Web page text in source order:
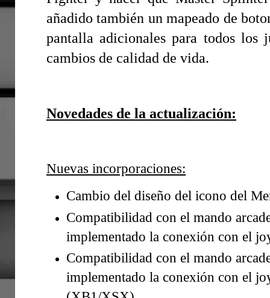
añadido también un mapeado de
pantalla adicionales para todos los
cambios de calidad de vida.
Novedades de la actualización:
Nuevas incorporaciones:
Cambio del diseño del icono del
Compatibilidad con el mando
implementado la conexión con el
Compatibilidad con el mando
implementado la conexión con el